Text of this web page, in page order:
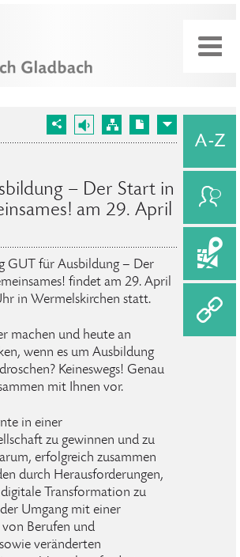
– Der Start in
am 29. April
GUT für Ausbildung – Der
findet am 29. April
in Wermelskirchen statt.
machen und heute an
wenn es um Ausbildung
Keineswegs! Genau
mit Ihnen vor.
in einer
zu gewinnen und zu
erfolgreich zusammen
durch Herausforderungen,
Transformation zu
Umgang mit einer
Berufen und
veränderten